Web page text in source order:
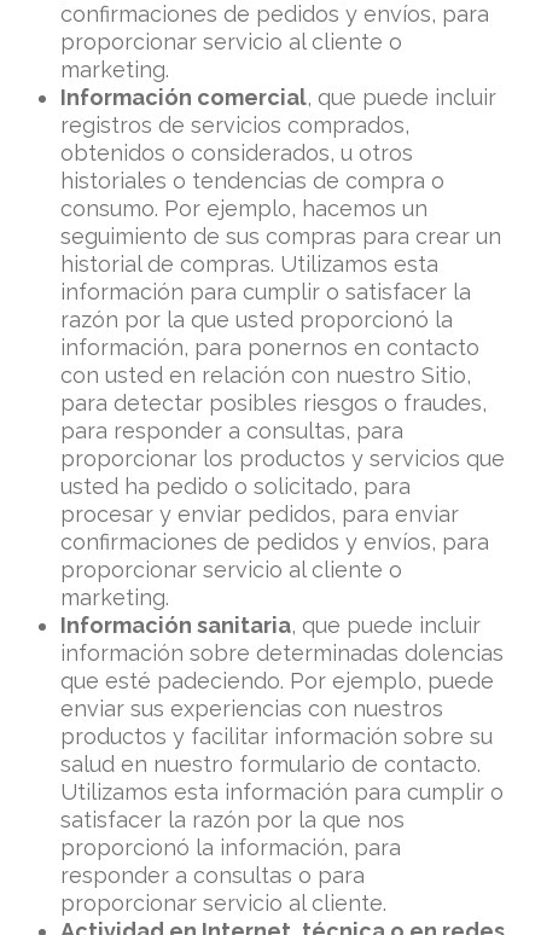
confirmaciones de pedidos y envíos, para
proporcionar servicio al cliente o
marketing.
Información comercial, que puede incluir
registros de servicios comprados,
obtenidos o considerados, u otros
historiales o tendencias de compra o
consumo. Por ejemplo, hacemos un
seguimiento de sus compras para crear un
historial de compras. Utilizamos esta
información para cumplir o satisfacer la
razón por la que usted proporcionó la
información, para ponernos en contacto
con usted en relación con nuestro Sitio,
para detectar posibles riesgos o fraudes,
para responder a consultas, para
proporcionar los productos y servicios que
usted ha pedido o solicitado, para
procesar y enviar pedidos, para enviar
confirmaciones de pedidos y envíos, para
proporcionar servicio al cliente o
marketing.
Información sanitaria, que puede incluir
información sobre determinadas dolencias
que esté padeciendo. Por ejemplo, puede
enviar sus experiencias con nuestros
productos y facilitar información sobre su
salud en nuestro formulario de contacto.
Utilizamos esta información para cumplir o
satisfacer la razón por la que nos
proporcionó la información, para
responder a consultas o para
proporcionar servicio al cliente.